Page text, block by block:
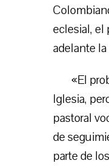
eclesial, el
adelante
«El
Iglesia,
pastoral
de
parte de